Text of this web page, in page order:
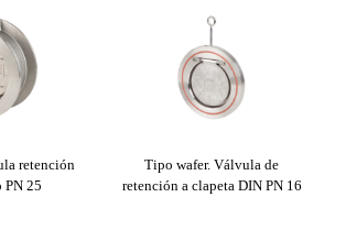
retención
PN 25
Tipo wafer. Válvula de
retención a clapeta DIN PN 16